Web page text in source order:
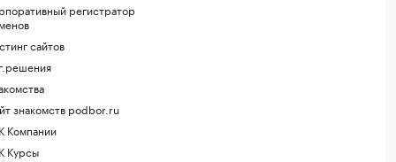
регистратор
сайтов
знакомств podbor.ru
Компании
Курсы